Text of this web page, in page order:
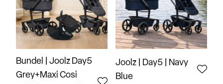
Bundel | Joolz Day5
Grey+Maxi Cosi
Joolz | Day5 | Navy
Blue